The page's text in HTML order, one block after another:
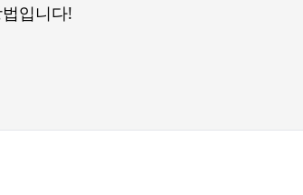
입니다!